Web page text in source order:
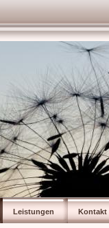
Leistungen Kontakt